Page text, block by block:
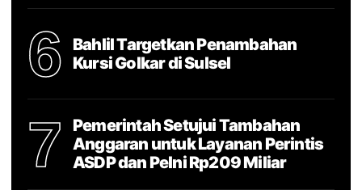
6
Bahlil Targetkan Penambahan
Kursi Golkar di Sulsel
7
Pemerintah Setujui Tambahan
Anggaran untuk Layanan Perintis
ASDP dan Pelni Rp209 Miliar